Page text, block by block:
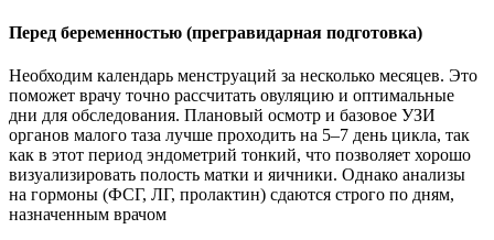
Перед беременностью (прегравидарная подготовка)
Необходим календарь менструаций за несколько месяцев. Это
поможет врачу точно рассчитать овуляцию и оптимальные
дни для обследования. Плановый осмотр и базовое УЗИ
органов малого таза лучше проходить на 5–7 день цикла, так
как в этот период эндометрий тонкий, что позволяет хорошо
визуализировать полость матки и яичники. Однако анализы
на гормоны (ФСГ, ЛГ, пролактин) сдаются строго по дням,
назначенным врачом